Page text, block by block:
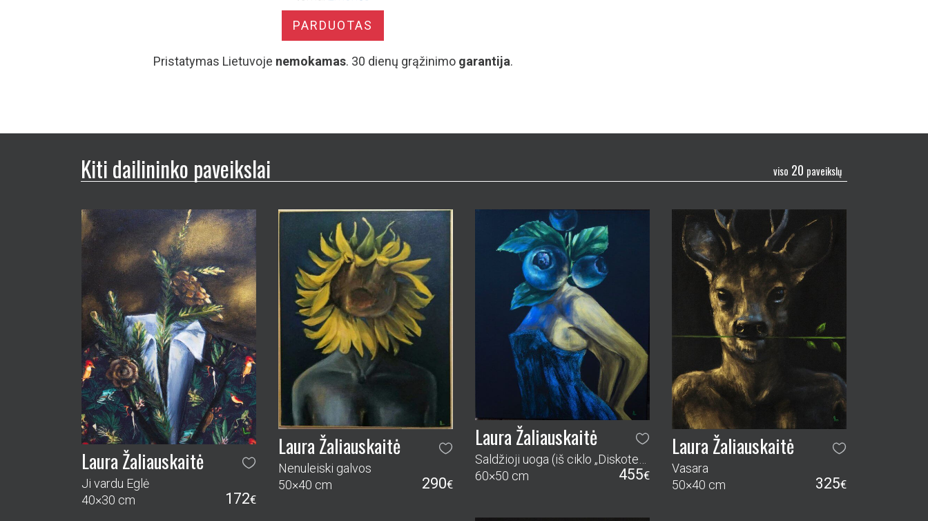
PARDUOTAS
Pristatymas Lietuvoje nemokamas. 30 dienų grąžinimo garantija.
Kiti dailininko paveikslai viso 20 paveikslų
Laura Žaliauskaitė
Ji vardu Eglė
40×30 cm
172€
Laura Žaliauskaitė
Nenuleiski galvos
50×40 cm
290€
Laura Žaliauskaitė
60×50 cm
455€
Laura Žaliauskaitė
Vasara
50×40 cm
325€